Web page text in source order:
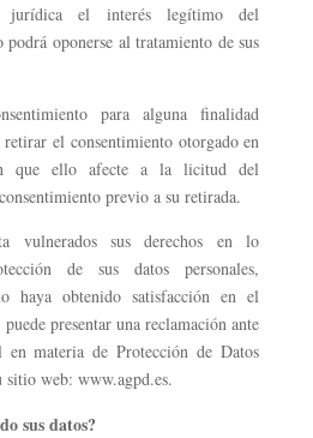
jurídica el interés legítimo del
podrá oponerse al tratamiento de sus
para alguna finalidad
el consentimiento otorgado en
que ello afecte a la licitud del
previo a su retirada.
vulnerados sus derechos en lo
de sus datos personales,
haya obtenido satisfacción en el
presentar una reclamación ante
materia de Protección de Datos
sitio web: www.agpd.es.
sus datos?